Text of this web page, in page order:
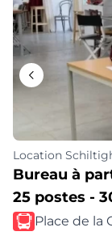
Location
Bureau à
25 postes -
Place de la